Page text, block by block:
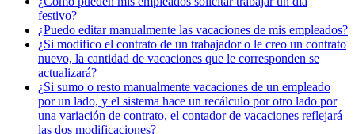
festivo?
¿Puedo editar manualmente las vacaciones de mis empleados?
¿Si modifico el contrato de un trabajador o le creo un contrato
nuevo, la cantidad de vacaciones que le corresponden se
actualizará?
¿Si sumo o resto manualmente vacaciones de un empleado
por un lado, y el sistema hace un recálculo por otro lado por
una variación de contrato, el contador de vacaciones reflejará
las dos modificaciones?